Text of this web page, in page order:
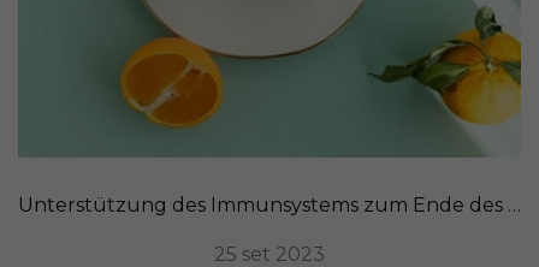
Unterstützung des Immunsystems zum Ende des Sommers: Rezepte und nahrhafte Lebensmittel
25 set 2023